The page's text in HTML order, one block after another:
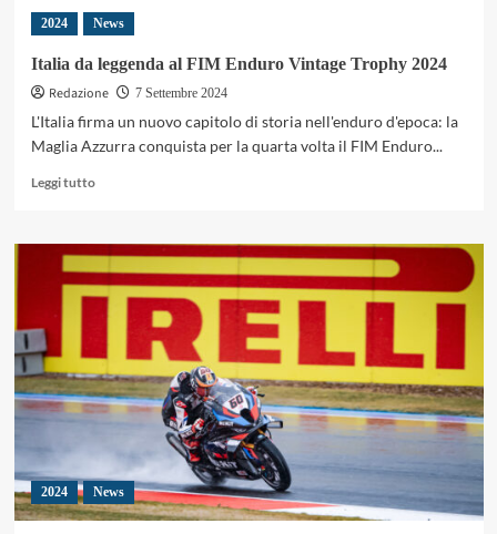
Italia
campione
FIM
Enduro
per
la
2024 News
Italia da leggenda al FIM Enduro Vintage Trophy 2024
Redazione
7 Settembre 2024
L'Italia firma un nuovo capitolo di storia nell'enduro d'epoca: la
Maglia Azzurra conquista per la quarta volta il FIM Enduro...
Leggi tuttoLeggi
su
da
leggenda
Enduro
Vintage
Trophy
2024 News